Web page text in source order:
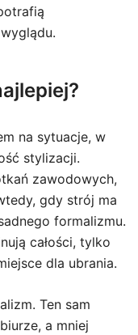
na sytuacje, w
stylizacji.
zawodowych,
gdy strój ma
formalizmu.
całości, tylko
dla ubrania.
Ten sam
a mniej